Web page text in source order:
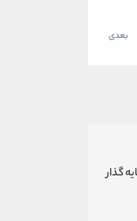
بعدی
گذار